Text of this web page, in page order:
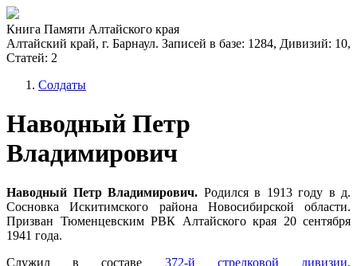
Книга Памяти Алтайского края
Алтайский край, г. Барнаул. Записей в базе: 1284, Дивизий: 10,
Статей: 2
Солдаты
Наводный Петр
Владимирович
Наводный Петр Владимирович. Родился в 1913 году в д.
Сосновка Искитимского района Новосибирской области.
Призван Тюменцевским РВК Алтайского края 20 сентября
1941 года.
Служил в составе 372-й стрелковой дивизии,